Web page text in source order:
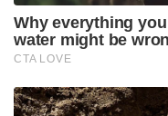
Tags: featured